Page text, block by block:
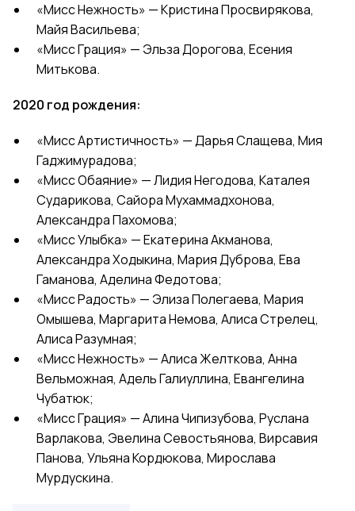
«Мисс Нежность» — Кристина Просвирякова,
Майя Васильева;
«Мисс Грация» — Эльза Дорогова, Есения
Митькова.
2020 год рождения:
«Мисс Артистичность» — Дарья Слащева, Мия
Гаджимурадова;
«Мисс Обаяние» — Лидия Негодова, Каталея
Сударикова, Сайора Мухаммадхонова,
Александра Пахомова;
«Мисс Улыбка» — Екатерина Акманова,
Александра Ходыкина, Мария Дуброва, Ева
Гаманова, Аделина Федотова;
«Мисс Радость» — Элиза Полегаева, Мария
Омышева, Маргарита Немова, Алиса Стрелец,
Алиса Разумная;
«Мисс Нежность» — Алиса Желткова, Анна
Вельможная, Адель Галиуллина, Евангелина
Чубатюк;
«Мисс Грация» — Алина Чипизубова, Руслана
Варлакова, Эвелина Севостьянова, Вирсавия
Панова, Ульяна Кордюкова, Мирослава
Мурдускина.